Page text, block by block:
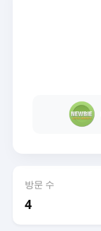
방문 수
4